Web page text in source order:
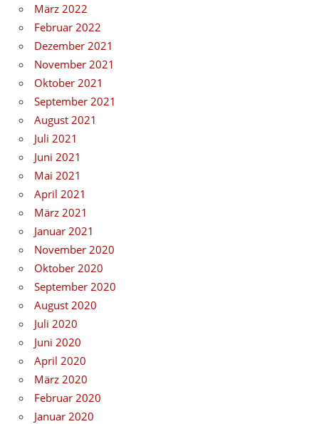
März 2022
Februar 2022
Dezember 2021
November 2021
Oktober 2021
September 2021
August 2021
Juli 2021
Juni 2021
Mai 2021
April 2021
März 2021
Januar 2021
November 2020
Oktober 2020
September 2020
August 2020
Juli 2020
Juni 2020
April 2020
März 2020
Februar 2020
Januar 2020